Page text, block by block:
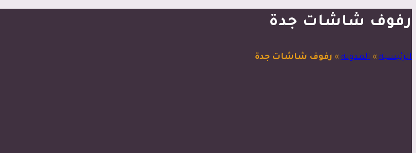
رفوف شاشات جدة
الرئيسية » المدونة » رفوف شاشات جدة